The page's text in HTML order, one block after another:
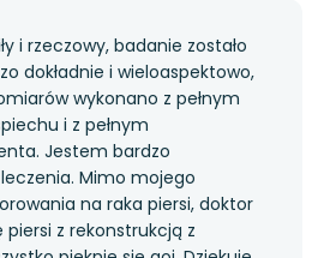
i rzeczowy, badanie zostało
dokładnie i wieloaspektowo,
wykonano z pełnym
i z pełnym
Jestem bardzo
Mimo mojego
na raka piersi, doktor
z rekonstrukcją z